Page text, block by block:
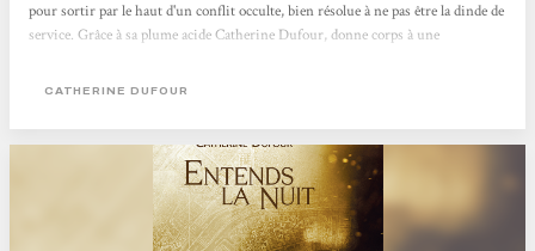
pour sortir par le haut d'un conflit occulte, bien résolue à ne pas être la dinde de
service. Grâce à sa plume acide Catherine Dufour, donne corps à une
son amant abusif et intrusif. Bien que malmenée, Myriame ne baisse pas les
CATHERINE DUFOUR